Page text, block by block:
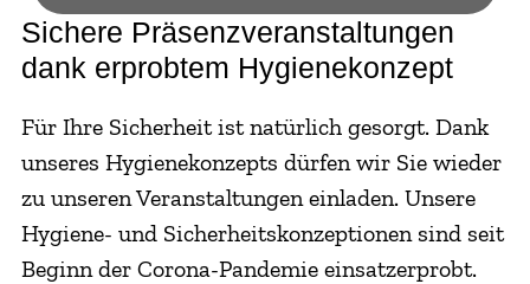
Sichere Präsenzveranstaltungen
dank erprobtem Hygienekonzept
Für Ihre Sicherheit ist natürlich gesorgt. Dank
unseres Hygienekonzepts dürfen wir Sie wieder
zu unseren Veranstaltungen einladen. Unsere
Hygiene- und Sicherheitskonzeptionen sind seit
Beginn der Corona-Pandemie einsatzerprobt.